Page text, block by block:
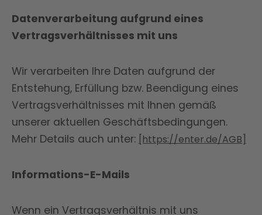
Datenverarbeitung aufgrund eines
Vertragsverhältnisses mit uns
Wir verarbeiten Ihre Daten aufgrund der
Entstehung, Erfüllung bzw. Beendigung eines
Vertragsverhältnisses mit Ihnen gemäß
unserer aktuellen Geschäftsbedingungen.
Mehr Details auch unter: [https://enter.de/AGB]
Informations-E-Mails
Wenn ein Vertragsverhältnis mit uns